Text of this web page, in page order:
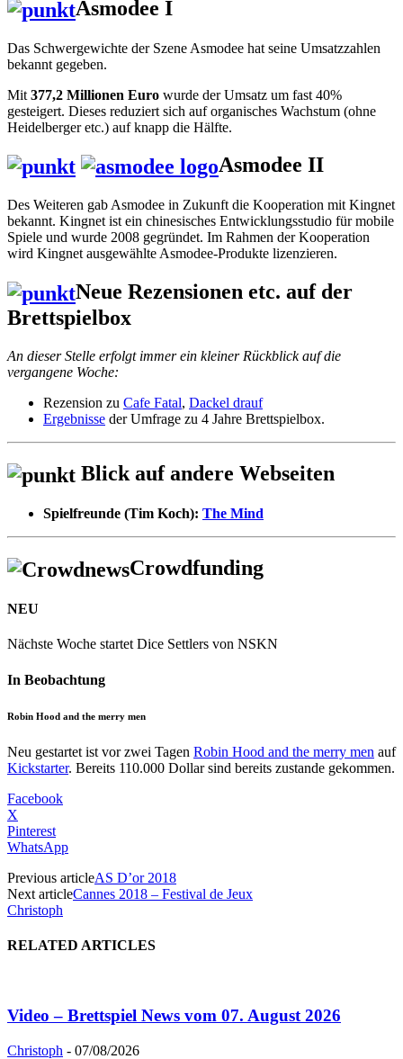
Asmodee I
Das Schwergewichte der Szene Asmodee hat seine Umsatzzahlen
bekannt gegeben.
Mit 377,2 Millionen Euro wurde der Umsatz um fast 40%
gesteigert. Dieses reduziert sich auf organisches Wachstum (ohne
Heidelberger etc.) auf knapp die Hälfte.
Asmodee II
Des Weiteren gab Asmodee in Zukunft die Kooperation mit Kingnet
bekannt. Kingnet ist ein chinesisches Entwicklungsstudio für mobile
Spiele und wurde 2008 gegründet. Im Rahmen der Kooperation
wird Kingnet ausgewählte Asmodee-Produkte lizenzieren.
Neue Rezensionen etc. auf der
Brettspielbox
An dieser Stelle erfolgt immer ein kleiner Rückblick auf die
vergangene Woche:
Rezension zu Cafe Fatal, Dackel drauf
Ergebnisse der Umfrage zu 4 Jahre Brettspielbox.
Blick auf andere Webseiten
Spielfreunde (Tim Koch): The Mind
Crowdfunding
NEU
Nächste Woche startet Dice Settlers von NSKN
In Beobachtung
Robin Hood and the merry men
Neu gestartet ist vor zwei Tagen Robin Hood and the merry men auf
Kickstarter. Bereits 110.000 Dollar sind bereits zustande gekommen.
Facebook
X
Pinterest
WhatsApp
Previous articleAS D’or 2018
Next articleCannes 2018 – Festival de Jeux
Christoph
RELATED ARTICLES
Video – Brettspiel News vom 07. August 2026
Christoph - 07/08/2026